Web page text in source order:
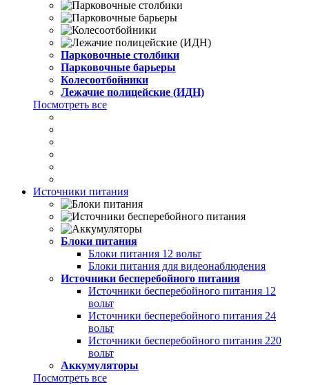
Парковочные столбики
Парковочные барьеры
Колесоотбойники
Лежачие полицейские (ИДН)
Посмотреть все
Источники питания
Блоки питания
Блоки питания 12 вольт
Блоки питания для видеонаблюдения
Источники бесперебойного питания
Источники бесперебойного питания 12
вольт
Источники бесперебойного питания 24
вольт
Источники бесперебойного питания 220
вольт
Аккумуляторы
Посмотреть все